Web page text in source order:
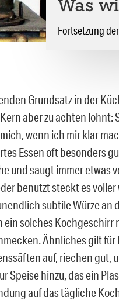
Was
Fortsetzung
Grundsatz in der
aber zu achten
wenn ich mir klar
Essen oft besonders
und saugt immer etwas
benutzt steckt es
subtile Würze an
solches Kochgeschirr
Ähnliches gilt
auf, riechen gut,
Speise hinzu, das ein
auf das tägliche